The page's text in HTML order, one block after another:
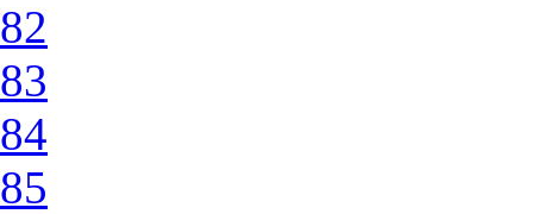
82
83
84
85